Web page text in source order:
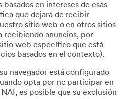
en intereses de esas
que dejará de recibir
sitio web o en otros sitios
recibiendo anuncios, por
web específico que está
basados en el contexto).
navegador está configurado
opta por no participar en
es posible que su exclusión